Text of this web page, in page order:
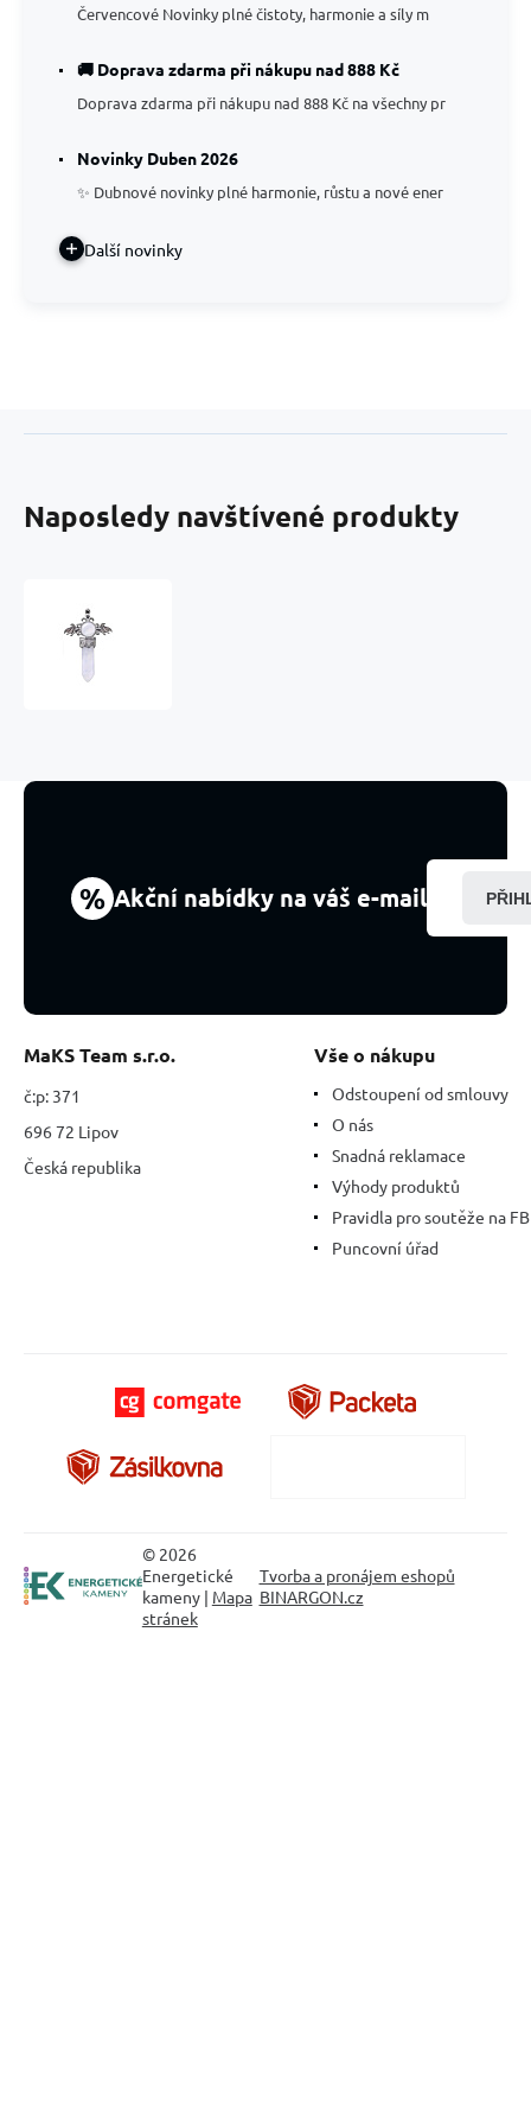
Červencové Novinky plné čistoty, harmonie a síly m
🚚 Doprava zdarma při nákupu nad 888 Kč
Doprava zdarma při nákupu nad 888 Kč na všechny pr
Novinky Duben 2026
✨ Dubnové novinky plné harmonie, růstu a nové ener
Další novinky
Naposledy navštívené produkty
5,3
12
mm,
% Akční nabídky na váš e-mail
MaKS Team s.r.o.
č:p: 371
696 72 Lipov
Česká republika
Vše o nákupu
Odstoupení od smlouvy
O nás
Snadná reklamace
Výhody produktů
Pravidla pro soutěže na FB
Puncovní úřad
© 2026
Energetické
kameny | Mapa
stránek
Tvorba a pronájem eshopů
BINARGON.cz